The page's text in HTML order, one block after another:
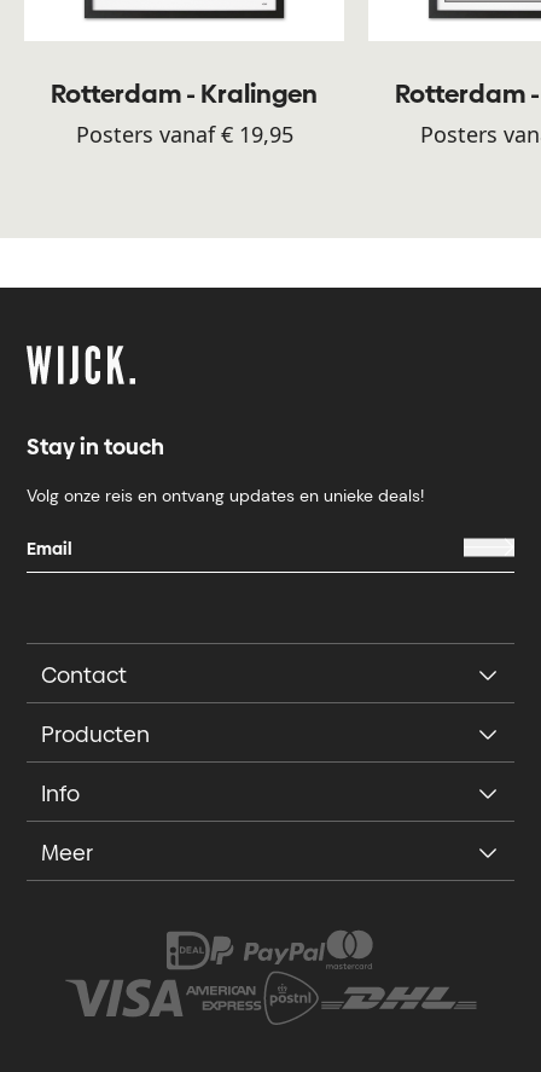
Rotterdam - Kralingen
Posters vanaf € 19,95
Rotterdam
Posters
Stay in touch
Volg onze reis en ontvang updates en unieke deals!
Contact
Producten
Info
Meer